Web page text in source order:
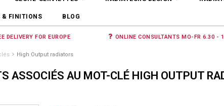
& FINITIONS BLOG
DELIVERY FOR EUROPE ONLINE CONSULTANTS MO-FR 6.30 -
High Output radiators
ASSOCIÉS AU MOT-CLÉ HIGH OUTPUT